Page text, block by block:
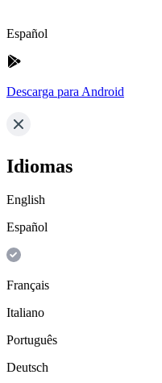
Español
Descarga para Android
Idiomas
English
Español
Français
Italiano
Português
Deutsch